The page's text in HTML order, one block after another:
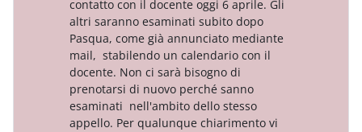
contatto con il docente oggi 6 aprile. Gli
altri saranno esaminati subito dopo
Pasqua, come già annunciato mediante
mail, stabilendo un calendario con il
docente. Non ci sarà bisogno di
prenotarsi di nuovo perché sanno
esaminati nell'ambito dello stesso
appello. Per qualunque chiarimento vi